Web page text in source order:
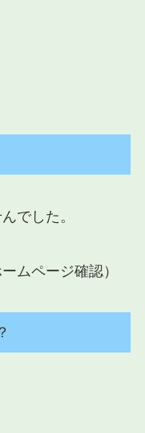
でした。
ムページ確認）